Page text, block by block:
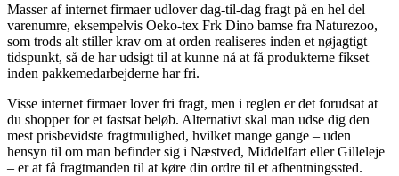
Masser af internet firmaer udlover dag-til-dag fragt på en hel del
varenumre, eksempelvis Oeko-tex Frk Dino bamse fra Naturezoo,
som trods alt stiller krav om at orden realiseres inden et nøjagtigt
tidspunkt, så de har udsigt til at kunne nå at få produkterne fikset
inden pakkemedarbejderne har fri.
Visse internet firmaer lover fri fragt, men i reglen er det forudsat at
du shopper for et fastsat beløb. Alternativt skal man udse dig den
mest prisbevidste fragtmulighed, hvilket mange gange – uden
hensyn til om man befinder sig i Næstved, Middelfart eller Gilleleje
– er at få fragtmanden til at køre din ordre til et afhentningssted.